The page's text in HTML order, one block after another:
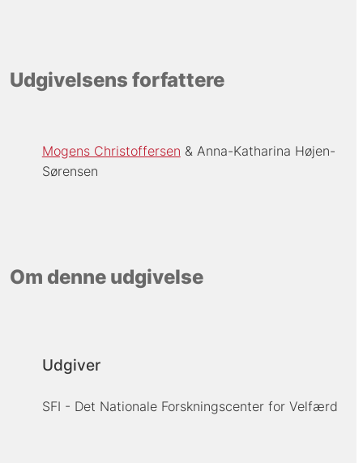
Udgivelsens forfattere
Mogens Christoffersen
Anna-Katharina Højen-
Sørensen
Om denne udgivelse
Udgiver
SFI - Det Nationale Forskningscenter for Velfærd